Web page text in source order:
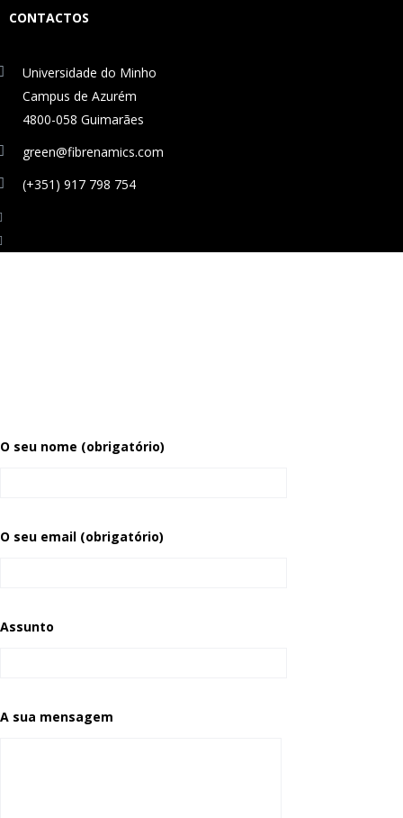
CONTACTOS
Universidade do Minho
Campus de Azurém
4800-058 Guimarães
green@fibrenamics.com
(+351) 917 798 754
O seu nome (obrigatório)
O seu email (obrigatório)
Assunto
A sua mensagem